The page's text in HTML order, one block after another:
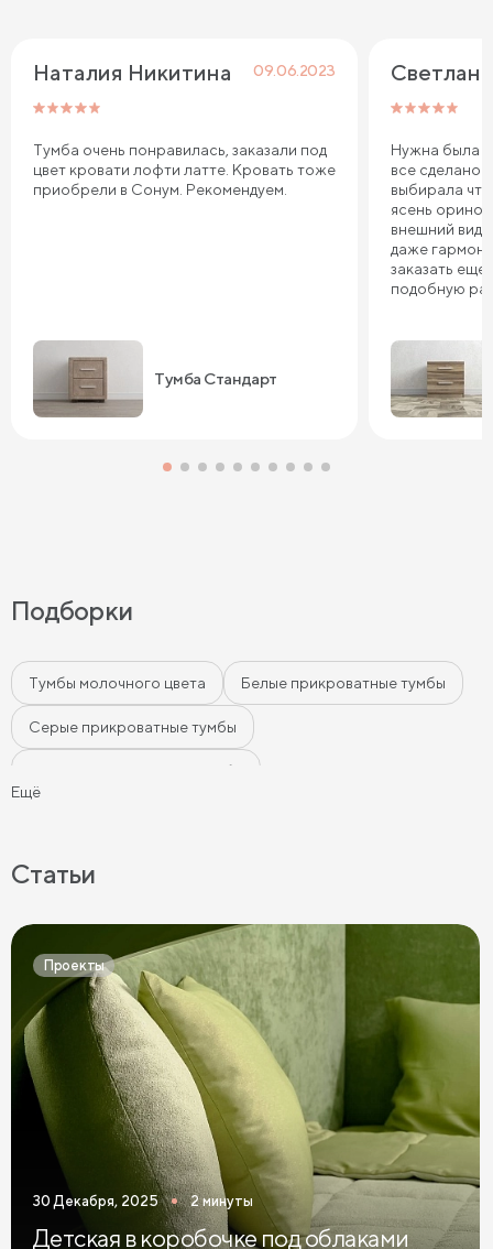
Наталия Никитина 09.06.2023
Тумба очень понравилась, заказали под
цвет кровати лофти латте. Кровать тоже
приобрели в Сонум. Рекомендуем.
Тумба Стандарт
Светлана
Нужна была
все сделано
выбирала
ясень
внешний вид
даже
заказать еще
подобную
Подборки
Тумбы молочного цвета Белые прикроватные тумбы
Серые прикроватные тумбы
Черные прикроватные тумбы
Прикроватные тумбы в современном стиле
Узкие прикроватные тумбы
Темные прикроватные тумбы
Зеленые прикроватные тумбы
Синие прикроватные тумбы
Коричневые прикроватные тумбы
Светлые прикроватные тумбы
Ещё
Статьи
Проекты
30 Декабря, 2025 2 минуты
Детская в коробочке под облаками